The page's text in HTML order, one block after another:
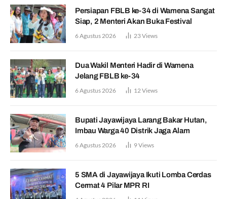
Persiapan FBLB ke-34 di Wamena Sangat
Siap, 2 Menteri Akan Buka Festival
6 Agustus 2026 23Views
Dua Wakil Menteri Hadir di Wamena
Jelang FBLB ke-34
6 Agustus 2026 12Views
Bupati Jayawijaya Larang Bakar Hutan,
Imbau Warga 40 Distrik Jaga Alam
6 Agustus 2026 9Views
5 SMA di Jayawijaya Ikuti Lomba Cerdas
Cermat 4 Pilar MPR RI